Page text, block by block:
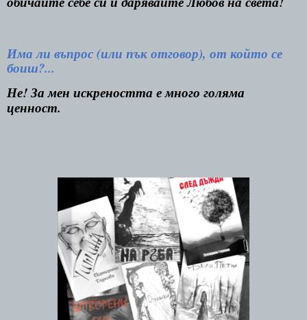
Има ли въпрос(или пък отговор), от който се
боиш?...
Не! За мен искреността е много голяма
ценност.